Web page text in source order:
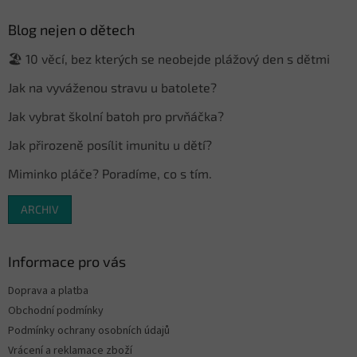
Blog nejen o dětech
🏖️ 10 věcí, bez kterých se neobejde plážový den s dětmi
Jak na vyváženou stravu u batolete?
Jak vybrat školní batoh pro prvňáčka?
Jak přirozeně posílit imunitu u dětí?
Miminko pláče? Poradíme, co s tím.
ARCHIV
Informace pro vás
Doprava a platba
Obchodní podmínky
Podmínky ochrany osobních údajů
Vrácení a reklamace zboží